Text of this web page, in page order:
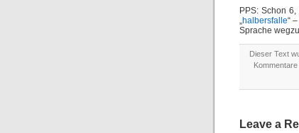
PPS: Schon
„halbersfalle“
Sprache
Dieser Text
Leave a